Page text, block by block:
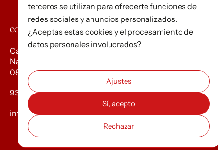
CONTACTO
Carrer d’Edison, 3
Nau A. Polígon industrial Les Torrenteres
08754 El Papiol
93 673 12 12
info@efados.cat
terceros se utilizan para ofrecerte funciones de
redes sociales y anuncios personalizados.
¿Aceptas estas cookies y el procesamiento de
datos personales involucrados?